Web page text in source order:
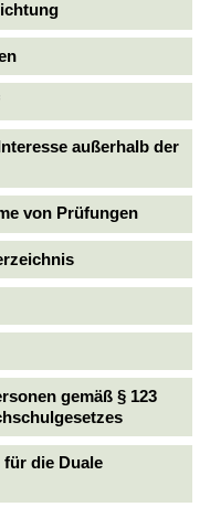
außerhalb der
von Prüfungen
gemäß § 123
für die Duale